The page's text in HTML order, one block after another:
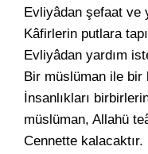
Evliyâdan şefaat ve
Kâfirlerin putlara
Evliyâdan yardım
Bir müslüman ile bir
İnsanlıkları
müslüman, Allahü
Cennette